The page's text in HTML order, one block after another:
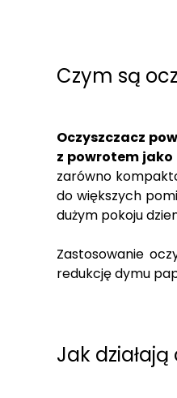
Czym są
Oczyszczacz
z powrotem jako
zarówno
do większych
dużym pokoju
Zastosowanie
redukcję dymu
Jak